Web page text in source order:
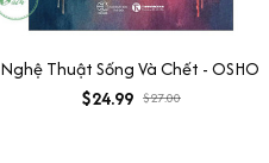
Nghệ Thuật Sống Và Chết - OSHO
$24.99 $27.00